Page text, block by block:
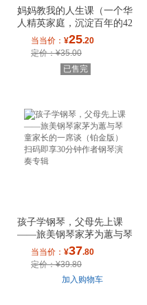
妈妈教我的人生课（一个华
人精英家庭，沉淀百年的42
堂人生智慧课
当当价： ¥25.20
定价：¥35.00
已售完
孩子学钢琴，父母先上课
——旅美钢琴家茅为蕙与琴
童家长的一席谈
当当价： ¥37.80
定价：¥39.80
加入购物车